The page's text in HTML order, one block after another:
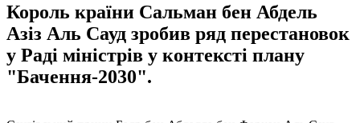
Король країни Сальман бен Абдель
Азіз Аль Сауд зробив ряд перестановок
у Раді міністрів у контексті плану
"Бачення-2030".